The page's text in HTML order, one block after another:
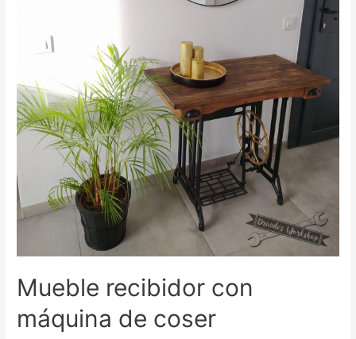
Mueble recibidor con
máquina de coser